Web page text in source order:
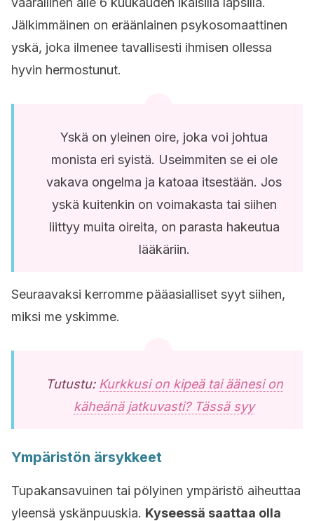
Jälkimmäinen on eräänlainen psykosomaattinen
yskä, joka ilmenee tavallisesti ihmisen ollessa
hyvin hermostunut.
Yskä on yleinen oire, joka voi johtua
monista eri syistä. Useimmiten se ei ole
vakava ongelma ja katoaa itsestään. Jos
yskä kuitenkin on voimakasta tai siihen
liittyy muita oireita, on parasta hakeutua
lääkäriin.
Seuraavaksi kerromme pääasialliset syyt siihen,
miksi me yskimme.
Tutustu: Kurkkusi on kipeä tai äänesi on
käheänä jatkuvasti? Tässä syy
Ympäristön ärsykkeet
Tupakansavuinen tai pölyinen ympäristö aiheuttaa
yleensä yskänpuuskia. Kyseessä saattaa olla